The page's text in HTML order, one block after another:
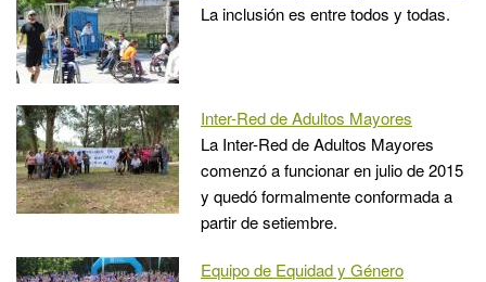
La inclusión es entre todos y todas.
Inter-Red de Adultos Mayores
La Inter-Red de Adultos Mayores
comenzó a funcionar en julio de 2015
y quedó formalmente conformada a
partir de setiembre.
Equipo de Equidad y Género